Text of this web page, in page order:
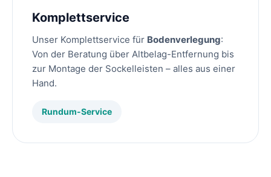
Komplettservice
Unser Komplettservice für Bodenverlegung:
Von der Beratung über Altbelag-Entfernung bis
zur Montage der Sockelleisten – alles aus einer
Hand.
Rundum-Service